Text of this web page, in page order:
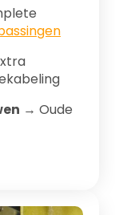
→ Oude